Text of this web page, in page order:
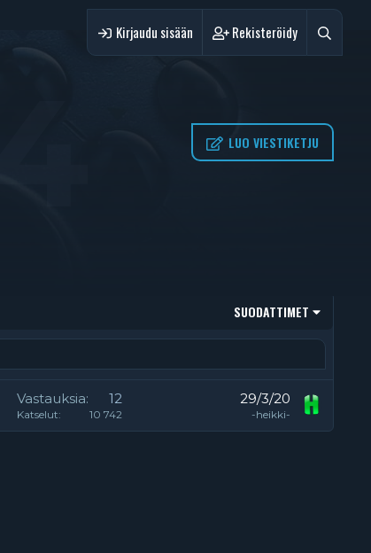
Kirjaudu sisään Rekisteröidy
LUO VIESTIKETJU
SUODATTIMET
Vastauksia 12
Katselut 10 742
29/3/20
-heikki-